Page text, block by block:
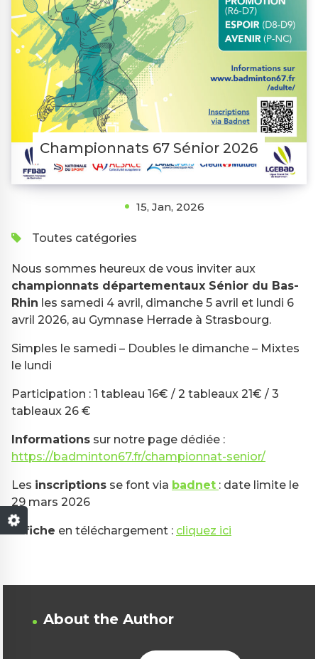
Championnats 67 Sénior 2026
15, Jan, 2026
Toutes catégories
Nous sommes heureux de vous inviter aux
championnats départementaux Sénior du Bas-
Rhin les samedi 4 avril, dimanche 5 avril et lundi 6
avril 2026, au Gymnase Herrade à Strasbourg.
Simples le samedi – Doubles le dimanche – Mixtes
le lundi
Participation : 1 tableau 16€ / 2 tableaux 21€ / 3
tableaux 26 €
Informations sur notre page dédiée :
https://badminton67.fr/championnat-senior/
Les inscriptions se font via badnet : date limite le
29 mars 2026
Affiche en téléchargement : cliquez ici
About the Author